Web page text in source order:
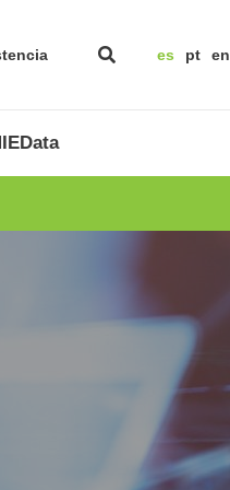
es pt en